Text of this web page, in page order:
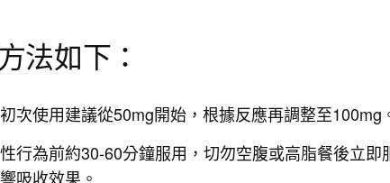
法如下：
次使用建議從50mg開始，根據反應再調整至100mg
行為前約30-60分鐘服用，切勿空腹或高脂餐後立即
吸收效果。